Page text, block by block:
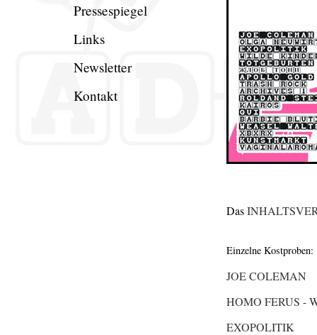
Pressespiegel
Links
Newsletter
Kontakt
Das
Einzelne Kostproben:
JOE COLEMAN
HOMO FERUS -
EXOPOLITIK